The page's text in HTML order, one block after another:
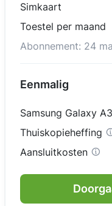
Simkaart
Toestel per maand
Abonnement: 24
Eenmalig
Samsung Galaxy
Thuiskopieheffing
Aansluitkosten